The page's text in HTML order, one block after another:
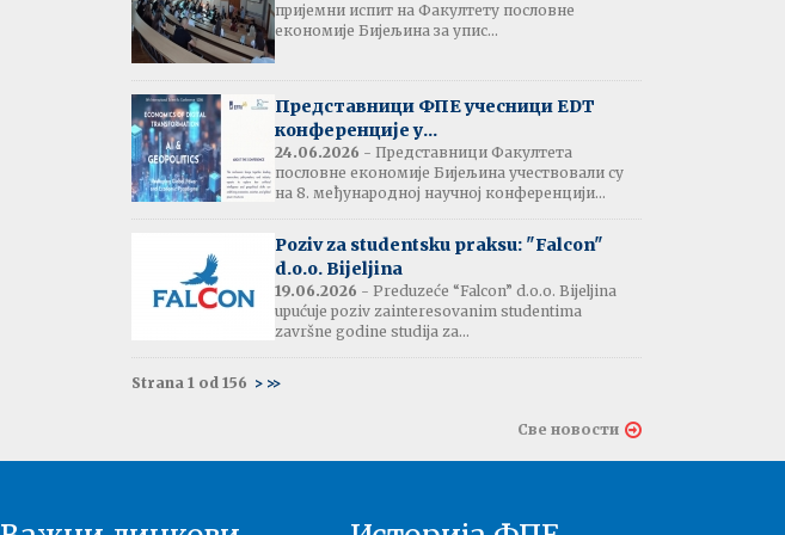
Обавјештење:
Издавање потврда
прије љетне паузе
Резултати испита:
Монетарна економија
Резултати испита и
термин усменог испита:
Енглески језик 2
Друга година - 03.07.2026
Енглески језик 1
пријемни испит на Факултету пословне
економије Бијељина за упис...
Представници ФПЕ учесници EDT
конференције у...
24.06.2026 - Представници Факултета
пословне економије Бијељина учествовали су
на 8. међународној научној конференцији...
Poziv za studentsku praksu: "Falcon"
d.o.o. Bijeljina
19.06.2026 - Preduzeće “Falcon” d.o.o. Bijeljina
upućuje poziv zainteresovanim studentima
završne godine studija za...
Strana 1 od 156 > >>
Све новости